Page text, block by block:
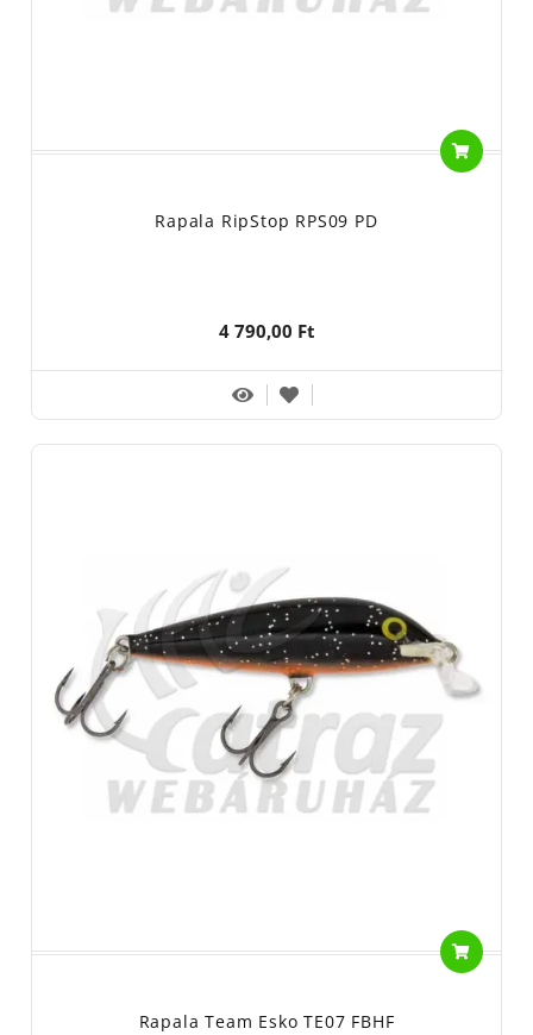
Rapala RipStop RPS09 PD
4 790,00 Ft
Rapala Team Esko TE07 FBHF